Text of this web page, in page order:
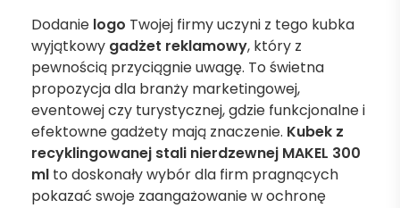
Dodanie logo Twojej firmy uczyni z tego kubka
wyjątkowy gadżet reklamowy, który z
pewnością przyciągnie uwagę. To świetna
propozycja dla branży marketingowej,
eventowej czy turystycznej, gdzie funkcjonalne i
efektowne gadżety mają znaczenie. Kubek z
recyklingowanej stali nierdzewnej MAKEL 300
ml to doskonały wybór dla firm pragnących
pokazać swoje zaangażowanie w ochronę